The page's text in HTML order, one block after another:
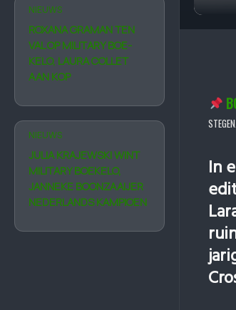
NIEUWS
ROXANA GRAMAN TEN
VAL OP MILI­TARY BOE­
KELO, LAURA COLLET
AAN KOP
NIEUWS
JULIA KRAJEW­SKI WINT
MILITARY BOEKELO,
JANNEKE BOON­ZAAIJER
NEDER­LANDS KAM­PIOEN
In